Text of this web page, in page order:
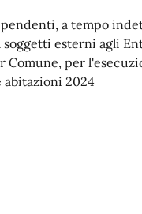
a tempo
esterni agli
per
abitazioni 2024